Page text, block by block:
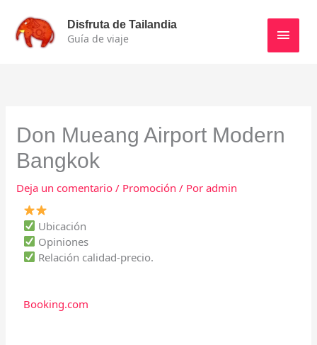
contenido
Disfruta de Tailandia
Guía de viaje
Menú
Don Mueang Airport Modern
Bangkok
Deja un comentario / Promoción / Poradmin
Ubicación
Opiniones
Relación calidad-precio.
Booking.com